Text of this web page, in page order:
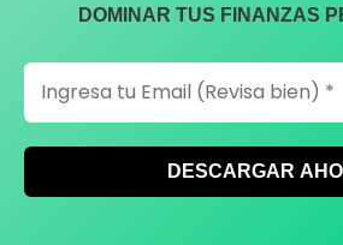
DOMINAR TUS FINANZAS